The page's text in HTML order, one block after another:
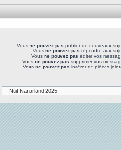
Vous ne pouvez pas publier de nouveaux
Vous ne pouvez pas répondre aux
Vous ne pouvez pas éditer vos
Vous ne pouvez pas supprimer vos
Vous ne pouvez pas insérer de pièces